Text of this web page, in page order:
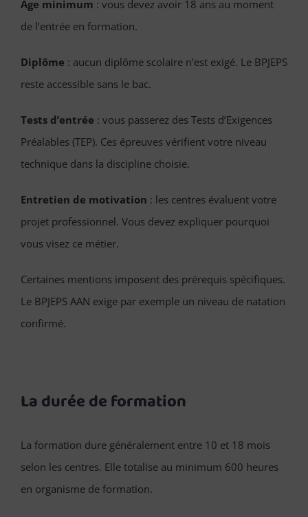
Âge minimum : vous devez avoir 18 ans au moment
de l’entrée en formation.
Diplôme : aucun diplôme scolaire n’est exigé. Le BPJEPS
reste accessible sans le bac.
Tests d’entrée : vous passerez des Tests d’Exigences
Préalables (TEP). Ces épreuves vérifient votre niveau
technique dans la discipline choisie.
Entretien de motivation : les centres évaluent votre
projet professionnel. Vous devez expliquer pourquoi
vous visez ce métier.
Certaines mentions imposent des prérequis spécifiques.
Le BPJEPS AAN exige par exemple un niveau de natation
confirmé.
La durée de formation
La formation dure généralement entre 10 et 18 mois
selon les centres. Elle totalise au minimum 600 heures
en organisme de formation.